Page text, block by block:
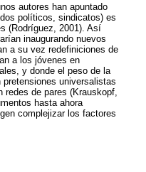
autores han apuntado
políticos, sindicatos) es
(Rodríguez, 2001). Así
inaugurando nuevos
a su vez redefiniciones de
a los jóvenes en
y donde el peso de la
universalistas
de pares (Krauskopf,
hasta ahora
complejizar los factores